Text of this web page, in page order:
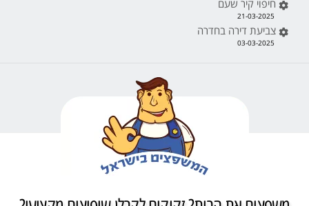
חיפוי קיר שעם
21-03-2025
צביעת דירה בחדרה
03-03-2025